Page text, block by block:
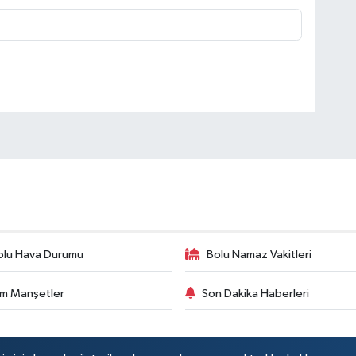
Hava Durumu Bolu Namaz Vakitleri
Manşetler Son Dakika Haberleri